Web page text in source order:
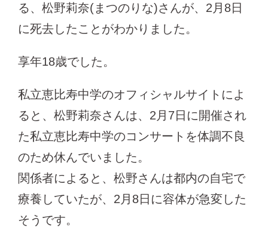
る、松野莉奈(まつのりな)さんが、2月8日
に死去したことがわかりました。
享年18歳でした。
私立恵比寿中学のオフィシャルサイトによ
ると、松野莉奈さんは、2月7日に開催され
た私立恵比寿中学のコンサートを体調不良
のため休んでいました。
関係者によると、松野さんは都内の自宅で
療養していたが、2月8日に容体が急変した
そうです。